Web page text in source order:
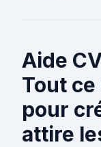
Aide
Tout
pour
attire